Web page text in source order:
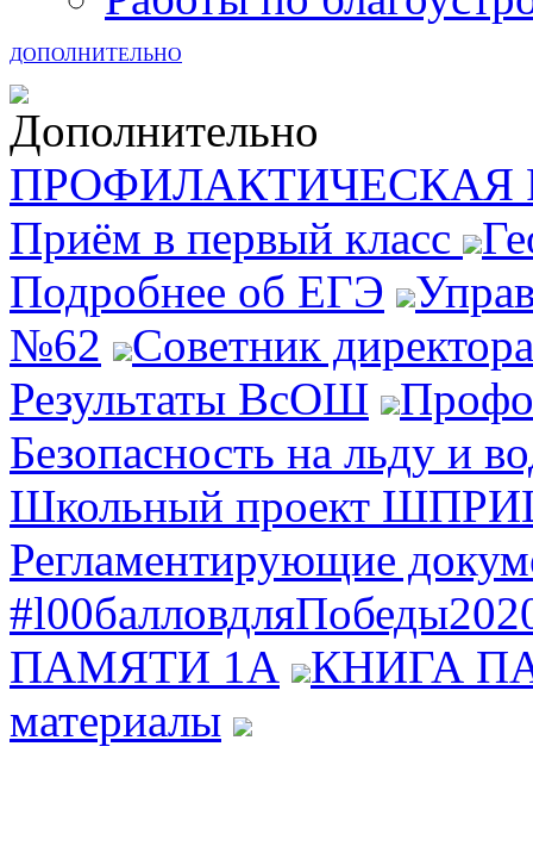
ДОПОЛНИТЕЛЬНО
ПРОФИЛАКТИЧЕСКАЯ
Приём в первый класс
Подробнее об ЕГЭ
№62
Советник
Результаты ВсОШ
Безопасность на льду и
Школьный проект
Регламентирующие
ПАМЯТИ 1А
КНИГА
материалы